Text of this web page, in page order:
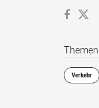
Themen
Verkehr